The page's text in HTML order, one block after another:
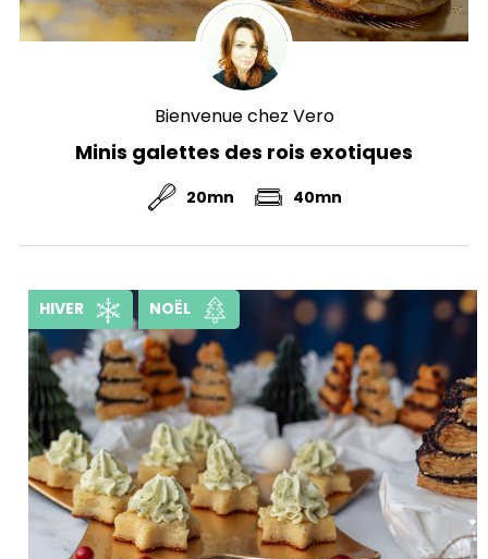
Bienvenue chez Vero
Minis galettes des rois exotiques
20mn 40mn
HIVER NOËL